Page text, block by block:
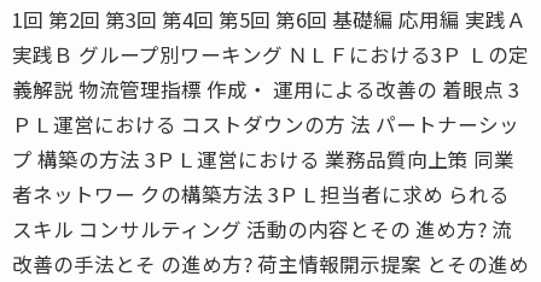
1回 第2回 第3回 第4回 第5回 第6回 基礎編 応用編 実践Ａ
実践Ｂ グループ別ワーキング ＮＬＦにおける3Ｐ Ｌの定
義解説 物流管理指標 作成・ 運用による改善の 着眼点 3
ＰＬ運営における コストダウンの方 法 パートナーシッ
プ 構築の方法 3ＰＬ運営における 業務品質向上策 同業
者ネットワー クの構築方法 3ＰＬ担当者に求め られる
スキル コンサルティング 活動の内容とその 進め方? 流
改善の手法とそ の進め方? 荷主情報開示提案 とその進め